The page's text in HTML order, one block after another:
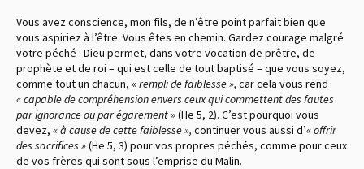
Vous avez conscience, mon fils, de n’être point parfait bien que
vous aspiriez à l’être. Vous êtes en chemin. Gardez courage malgré
votre péché : Dieu permet, dans votre vocation de prêtre, de
prophète et de roi – qui est celle de tout baptisé – que vous soyez,
comme tout un chacun, «rempli de faiblesse », car cela vous rend
« capable de compréhension envers ceux qui commettent des fautes
par ignorance ou par égarement »(He 5, 2). C’est pourquoi vous
devez, « à cause de cette faiblesse », continuer vous aussi d’« offrir
des sacrifices »(He 5, 3) pour vos propres péchés, comme pour ceux
de vos frères qui sont sous l’emprise du Malin.